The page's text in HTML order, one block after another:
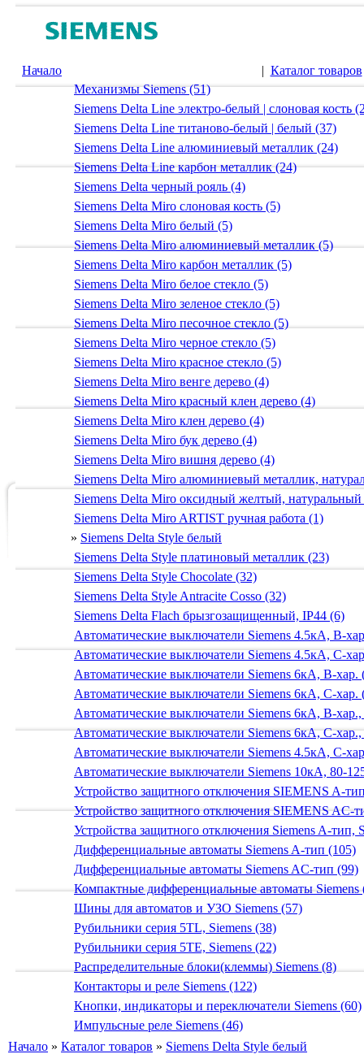
Начало | Каталог товаров
Механизмы Siemens (51)
Siemens Delta Line электро-белый | слоновая кость
Siemens Delta Line титаново-белый | белый (37)
Siemens Delta Line алюминиевый металлик (24)
Siemens Delta Line карбон металлик (24)
Siemens Delta черный рояль (4)
Siemens Delta Miro слоновая кость (5)
Siemens Delta Miro белый (5)
Siemens Delta Miro алюминиевый металлик (5)
Siemens Delta Miro карбон металлик (5)
Siemens Delta Miro белое стекло (5)
Siemens Delta Miro зеленое стекло (5)
Siemens Delta Miro песочное стекло (5)
Siemens Delta Miro черное стекло (5)
Siemens Delta Miro красное стекло (5)
Siemens Delta Miro венге дерево (4)
Siemens Delta Miro красный клен дерево (4)
Siemens Delta Miro клен дерево (4)
Siemens Delta Miro бук дерево (4)
Siemens Delta Miro вишня дерево (4)
Siemens Delta Miro алюминиевый металлик,
Siemens Delta Miro оксидный желтый,
Siemens Delta Miro ARTIST ручная работа (1)
» Siemens Delta Style белый
Siemens Delta Style платиновый металлик (23)
Siemens Delta Style Chocolate (32)
Siemens Delta Style Antracite Cosso (32)
Siemens Delta Flach брызгозащищенный, IP44 (6)
Автоматические выключатели Siemens 4.5кА, B-
Автоматические выключатели Siemens 4.5кА, C-
Автоматические выключатели Siemens 6кА, B-хар.
Автоматические выключатели Siemens 6кА, С-хар.
Автоматические выключатели Siemens 6кА, B-
Автоматические выключатели Siemens 6кА, C-
Автоматические выключатели Siemens 4.5кА, C-
Автоматические выключатели Siemens 10кА, 80-
Устройство защитного отключения SIEMENS A-
Устройство защитного отключения SIEMENS AС-
Устройства защитного отключения Siemens A-тип,
Дифференциальные автоматы Siemens A-тип (105)
Дифференциальные автоматы Siemens AС-тип (99)
Компактные дифференциальные автоматы Siemens
Шины для автоматов и УЗО Siemens (57)
Рубильники серия 5TL, Siemens (38)
Рубильники серия 5TE, Siemens (22)
Распределительные блоки(клеммы) Siemens (8)
Контакторы и реле Siemens (122)
Кнопки, индикаторы и переключатели Siemens (60)
Импульсные реле Siemens (46)
Начало » Каталог товаров » Siemens Delta Style белый